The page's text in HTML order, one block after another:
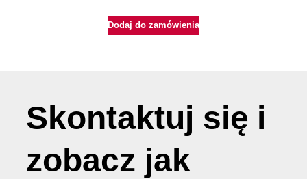
Dodaj do zamówienia
Skontaktuj się i
zobacz jak